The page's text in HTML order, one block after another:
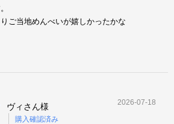
ご当地めんべいが嬉しかったかな
ヴィさん様
購入確認済み
2026-07-18